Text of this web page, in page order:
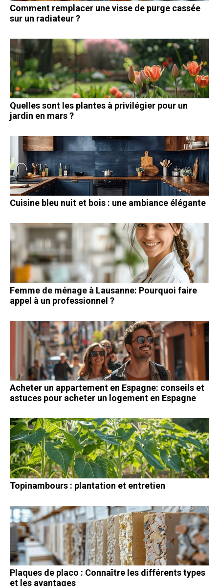
Comment remplacer une visse de purge cassée
sur un radiateur ?
Quelles sont les plantes à privilégier pour un
jardin en mars ?
Cuisine bleu nuit et bois : une ambiance élégante
Femme de ménage à Lausanne: Pourquoi faire
appel à un professionnel ?
Acheter un appartement en Espagne: conseils et
astuces pour acheter un logement en Espagne
Topinambours : plantation et entretien
Plaques de placo : Connaître les différents types
et les avantages